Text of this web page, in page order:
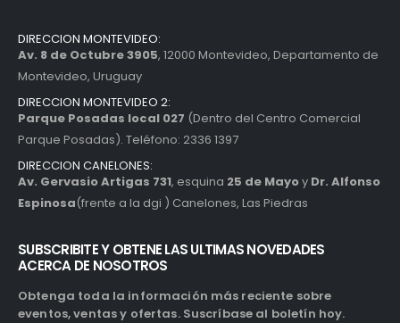
DIRECCION MONTEVIDEO:
Av. 8 de Octubre 3905, 12000 Montevideo, Departamento de
Montevideo, Uruguay
DIRECCION MONTEVIDEO 2:
Parque Posadas local 027 (Dentro del Centro Comercial
Parque Posadas). Teléfono: 2336 1397
DIRECCION CANELONES:
Av. Gervasio Artigas 731, esquina 25 de Mayoy Dr. Alfonso
Espinosa(frente a la dgi ) Canelones, Las Piedras
SUBSCRIBITE Y OBTENE LAS ULTIMAS NOVEDADES
ACERCA DE NOSOTROS
Obtenga toda la información más reciente sobre
eventos, ventas y ofertas. Suscríbase al boletín hoy.